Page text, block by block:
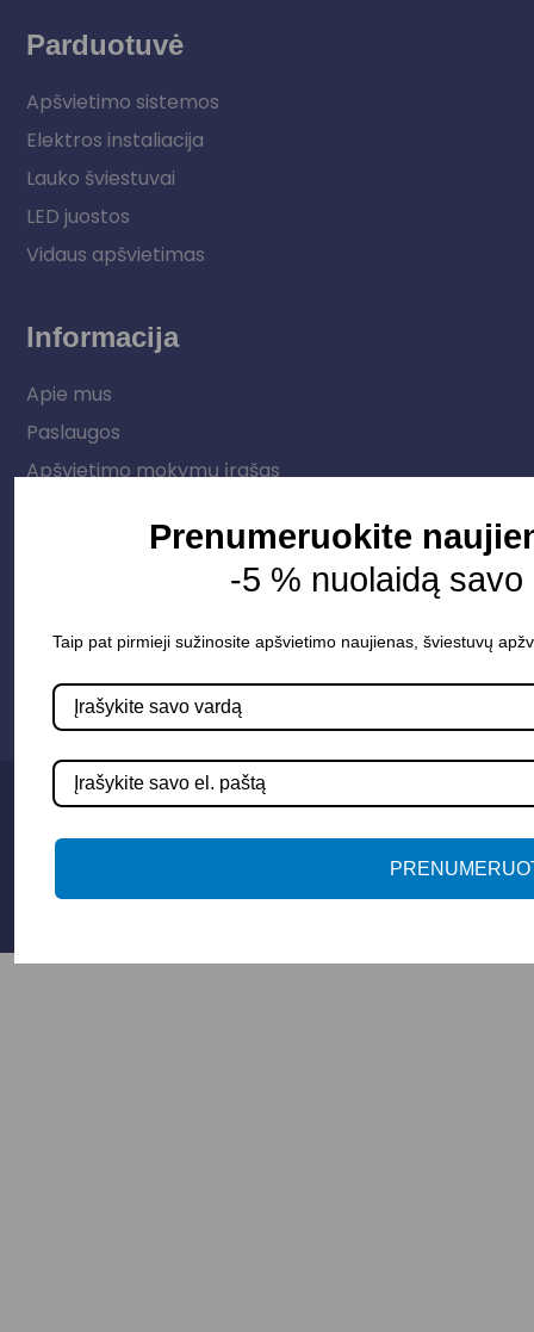
Parduotuvė
Apšvietimo sistemos
Elektros instaliacija
Lauko šviestuvai
LED juostos
Vidaus apšvietimas
Informacija
Apie mus
Paslaugos
Apšvietimo mokymų įrašas
info@apsvietimoprojektavimas.lt
+3706 279 7213
Sąlygos ir taisyklės
© 2025 Apšvietimo projektavimas
Prenumeruokite
-5 % nuolaidą
Taip pat pirmieji sužinosite apšvietimo naujienas, šviestuvų